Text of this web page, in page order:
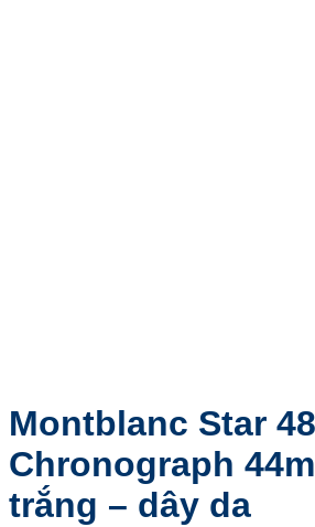
Montblanc Star
Chronograph
trắng – dây da